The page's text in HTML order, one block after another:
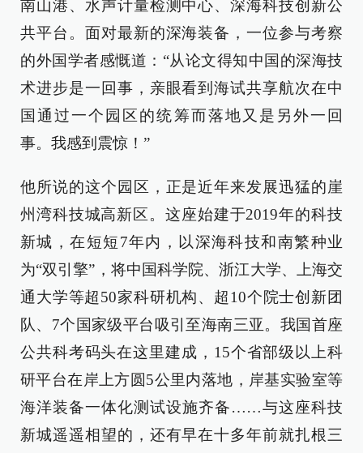
南山港、水声计量检测中心、深海科技创新公
共平台。面对最新的深海装备，一位参与考察
的外国学者感慨道：“从论文得知中国的深海技
术进步是一回事，亲眼看到海试共享航次在中
国通过一个园区的统筹而落地又是另外一回
事。我感到震惊！”
他所说的这个园区，正是近年来发展迅猛的崖
州湾科技城高新区。这座始建于2019年的科技
新城，在短短7年内，以深海科技和南繁种业
为“双引擎”，将中国科学院、浙江大学、上海交
通大学等超50家科研机构、超10个院士创新团
队、7个国家级平台吸引至海南三亚。我国首座
公共科考码头在这里建成，15个省部级以上科
研平台在岸上方圆5公里内落地，岸基实验室等
海洋装备一体化测试设施齐备……与这座科技
新城遥遥相望的，还有早在十多年前就扎根三